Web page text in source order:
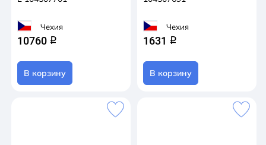
Чехия
10760 q
В корзину
Чехия
1631 q
В корзину